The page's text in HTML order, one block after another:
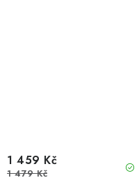
1 459 Kč
1 479 Kč